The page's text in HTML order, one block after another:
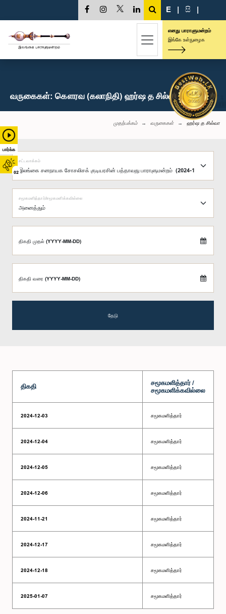
பார்க்க
02
E | සි |
எனது பாராளுமன்றம்
இங்கே உள்நுழைக
வருகைகள்: கௌரவ (கலாநிதி) ஹர்ஷ த சில்வா, பா.உ.
முதற்பக்கம் வருகைகள் ஹர்ஷ த சில்வா
சட்டவாக்கம்
சமூகமளித்தார்/சமூகமளிக்கவில்லை
திகதி முதல் (YYYY-MM-DD)
திகதி வரை (YYYY-MM-DD)
தேடு
திகதி
சமூகமளித்தார் /
சமூகமளிக்கவில்லை
2024-12-03 சமூகமளித்தார்
2024-12-04 சமூகமளித்தார்
2024-12-05 சமூகமளித்தார்
2024-12-06 சமூகமளித்தார்
2024-11-21 சமூகமளித்தார்
2024-12-17 சமூகமளித்தார்
2024-12-18 சமூகமளித்தார்
2025-01-07 சமூகமளித்தார்